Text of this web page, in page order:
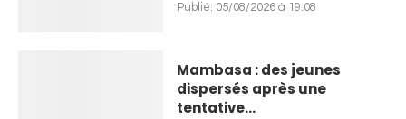
Publié: 05/08/2026 à 19:08
Mambasa : des jeunes
dispersés après une
tentative...